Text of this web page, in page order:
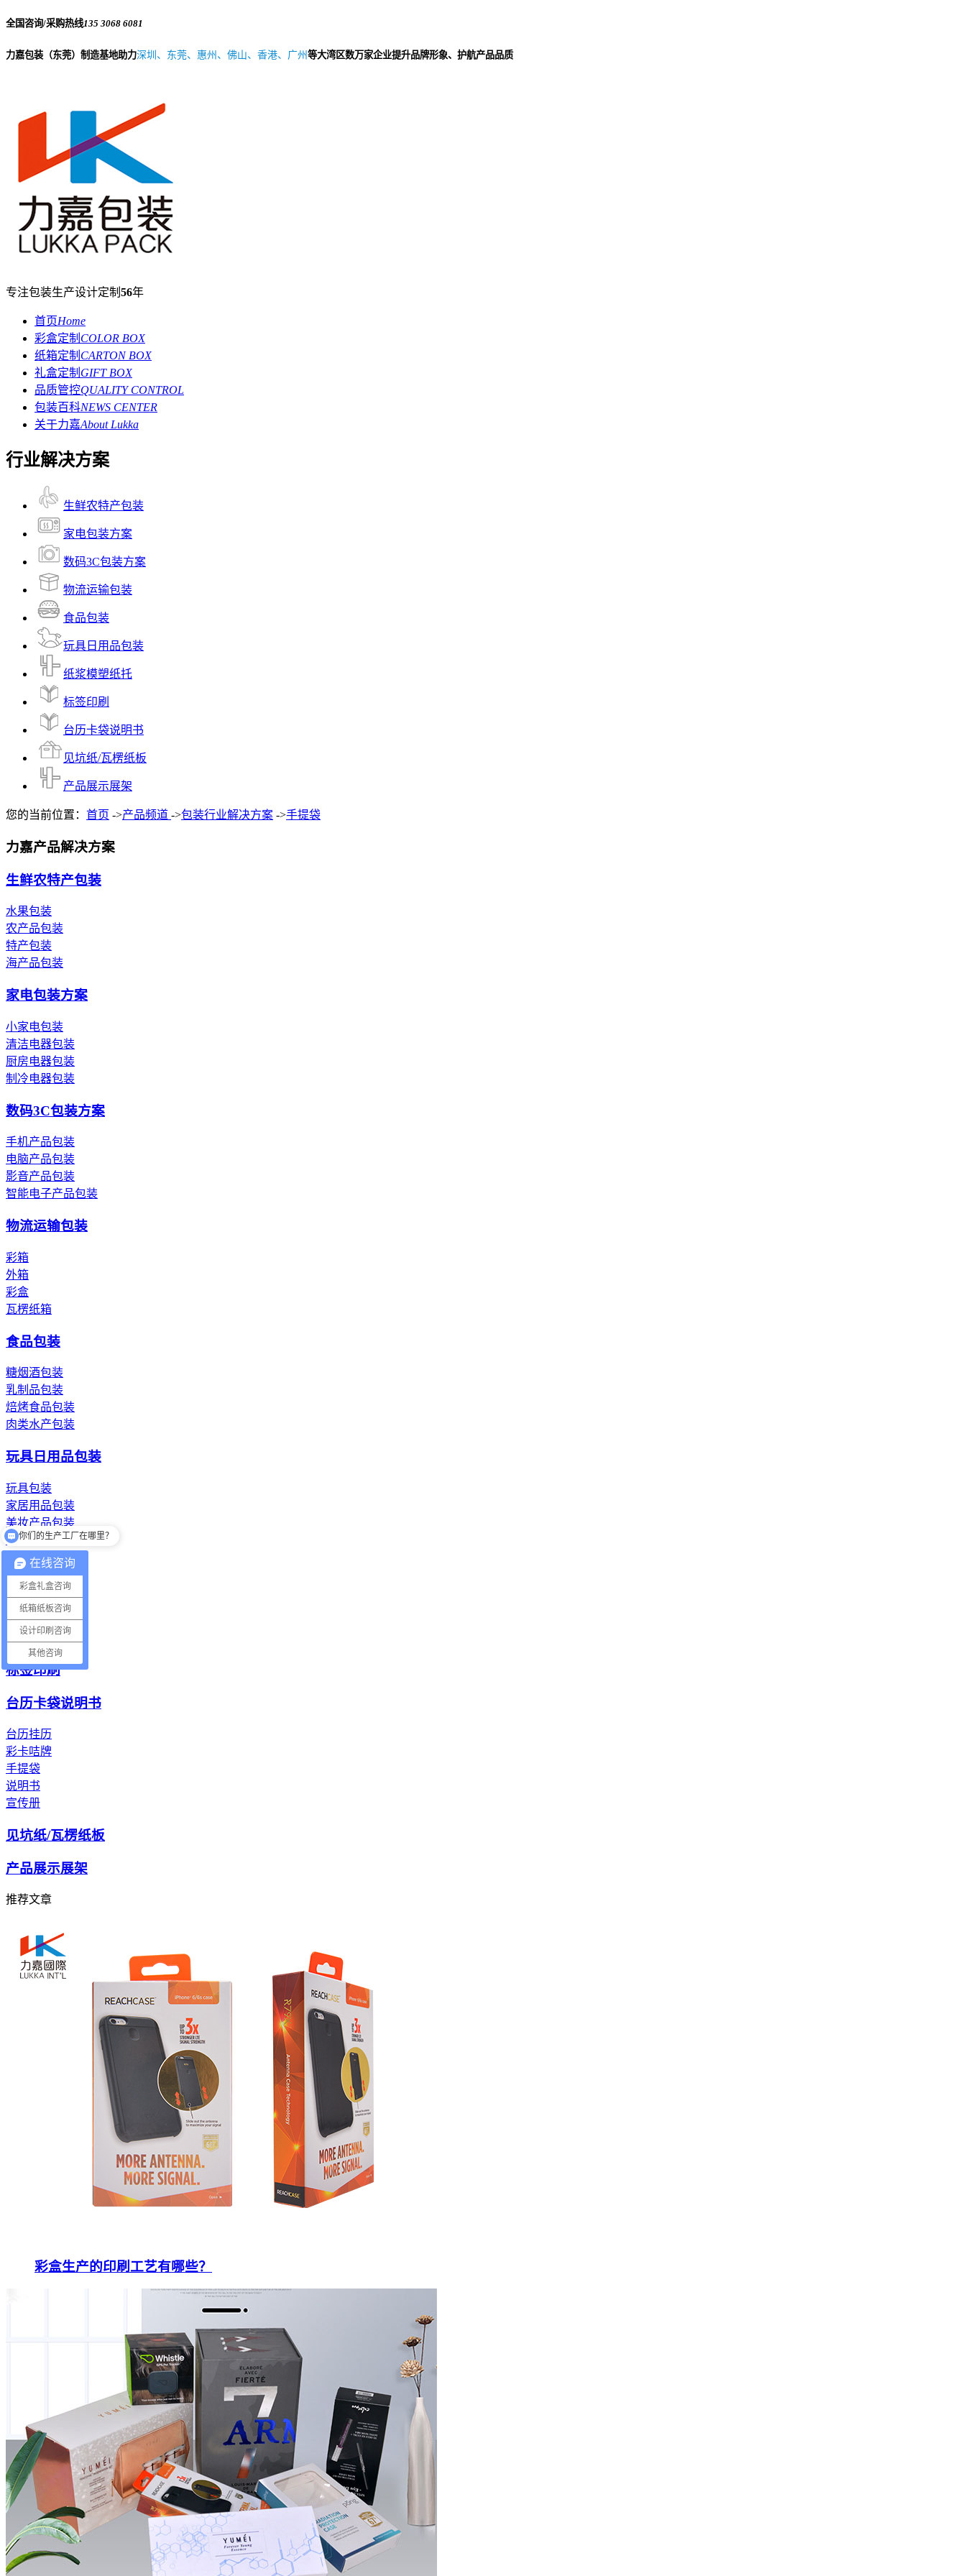
全国咨询/采购热线135 3068 6081
力嘉包装（东莞）制造基地助力深圳、东莞、惠州、佛山、香港、广州 等大湾区数万家企业提升品牌形象、护航产品品质
专注包装生产设计定制 56年
首页Home
彩盒定制 COLOR BOX
纸箱定制 CARTON BOX
礼盒定制 GIFT BOX
品质管控QUALITY CONTROL
包装百科NEWS CENTER
关于力嘉About Lukka
行业解决方案
生鲜农特产包装
家电包装方案
数码3C包装方案
物流运输包装
食品包装
玩具日用品包装
纸浆模塑纸托
标签印刷
台历卡袋说明书
见坑纸/瓦楞纸板
产品展示展架
您的当前位置： 首页 ->产品频道 ->包装行业解决方案 ->手提袋
力嘉产品解决方案
生鲜农特产包装
水果包装
农产品包装
特产包装
海产品包装
家电包装方案
小家电包装
清洁电器包装
厨房电器包装
制冷电器包装
数码3C包装方案
手机产品包装
电脑产品包装
影音产品包装
智能电子产品包装
物流运输包装
彩箱
外箱
彩盒
瓦楞纸箱
食品包装
糖烟酒包装
乳制品包装
焙烤食品包装
肉类水产包装
玩具日用品包装
玩具包装
家居用品包装
美妆产品包装
洗漱用品包装
纸浆模塑纸托
餐具纸托
电子产品纸托
电器包装纸托
标签印刷
台历卡袋说明书
台历挂历
彩卡咭牌
手提袋
说明书
宣传册
见坑纸/瓦楞纸板
产品展示展架
推荐文章
彩盒生产的印刷工艺有哪些？
在线咨询
彩盒礼盒咨询
纸箱纸板咨询
设计印刷咨询
其他咨询
你们有提供设计吗？
你们的生产工厂在哪里？